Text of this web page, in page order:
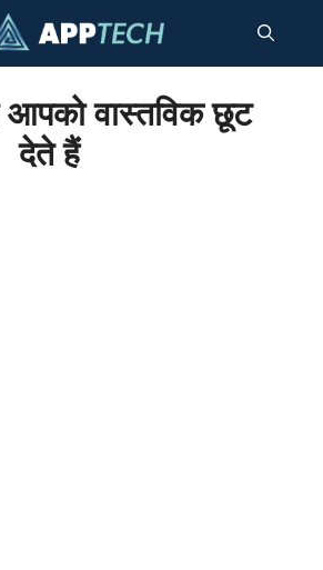
वास्तविक छूट
देते हैं